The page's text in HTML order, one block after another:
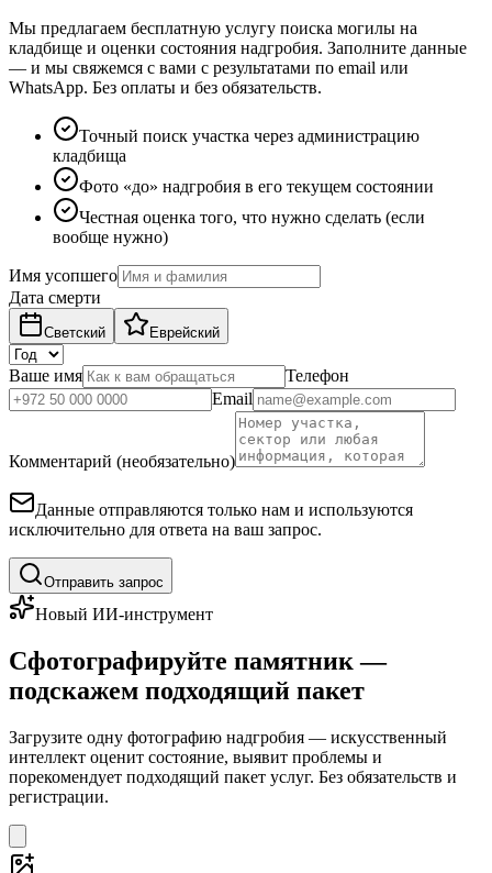
Мы предлагаем бесплатную услугу поиска могилы на
кладбище и оценки состояния надгробия. Заполните данные
— и мы свяжемся с вами с результатами по email или
WhatsApp. Без оплаты и без обязательств.
Точный поиск участка через администрацию
кладбища
Фото «до» надгробия в его текущем состоянии
Честная оценка того, что нужно сделать (если
вообще нужно)
Имя усопшего
Дата смерти
Светский Еврейский
Ваше имя
Телефон
Email
Комментарий (необязательно)
Данные отправляются только нам и используются
исключительно для ответа на ваш запрос.
Отправить запрос
Новый ИИ-инструмент
Сфотографируйте памятник —
подскажем подходящий пакет
Загрузите одну фотографию надгробия — искусственный
интеллект оценит состояние, выявит проблемы и
порекомендует подходящий пакет услуг. Без обязательств и
регистрации.